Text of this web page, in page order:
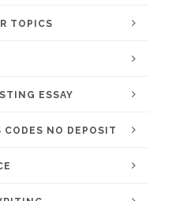
TOPICS
ESSAY
NO DEPOSIT